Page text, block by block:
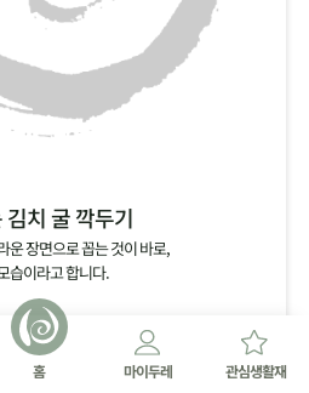
치 굴 깍두기
운 장면으로 꼽는 것이 바로,
습이라고 합니다.
홈 마이두레 관심생활재